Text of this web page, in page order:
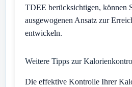
TDEE berücksichtigen, können
ausgewogenen Ansatz zur
entwickeln.
Weitere Tipps zur
Die effektive Kontrolle Ihrer